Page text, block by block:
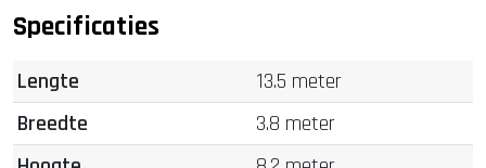
Specificaties
Lengte
13.5 meter
Breedte
3.8 meter